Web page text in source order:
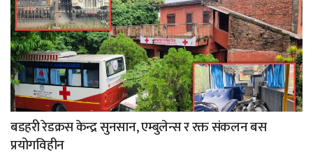
बडहरी रेडक्रस केन्द्र सुनसान, एम्बुलेन्स र रक्त संकलन बस
प्रयोगविहीन